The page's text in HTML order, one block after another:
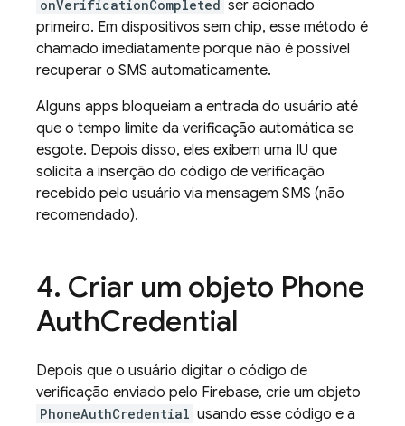
onVerificationCompleted ser acionado
primeiro. Em dispositivos sem chip, esse método é
chamado imediatamente porque não é possível
recuperar o SMS automaticamente.
Alguns apps bloqueiam a entrada do usuário até
que o tempo limite da verificação automática se
esgote. Depois disso, eles exibem uma IU que
solicita a inserção do código de verificação
recebido pelo usuário via mensagem SMS (não
recomendado).
Criar um objeto Phone
AuthCredential
Depois que o usuário digitar o código de
verificação enviado pelo Firebase, crie um objeto
PhoneAuthCredential usando esse código e a